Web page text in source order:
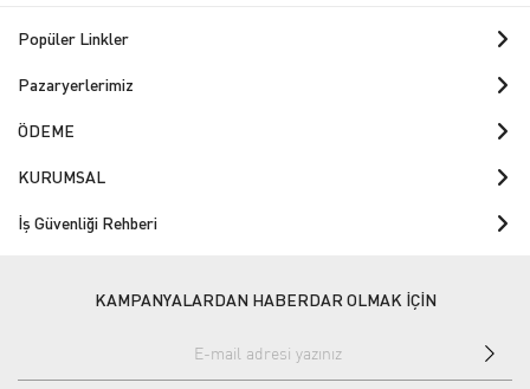
Popüler Linkler
Pazaryerlerimiz
ÖDEME
KURUMSAL
İş Güvenliği Rehberi
KAMPANYALARDAN HABERDAR OLMAK İÇİN